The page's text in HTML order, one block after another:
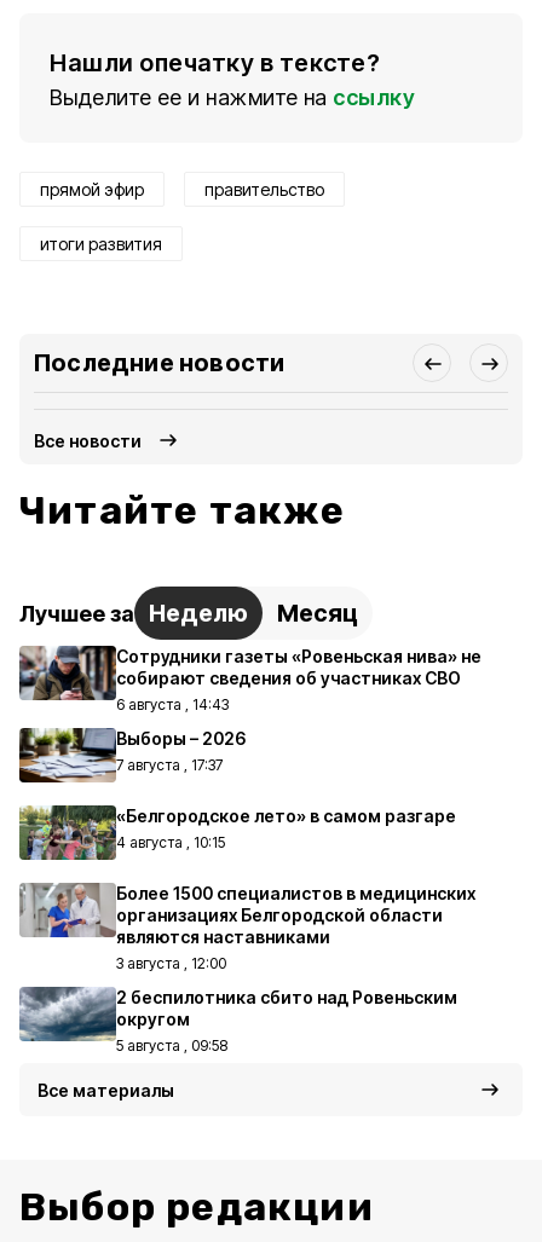
Нашли опечатку в тексте?
Выделите ее и нажмите на ссылку
прямой эфир правительство
итоги развития
Последние новости
Все новости
Читайте также
Лучшее за Неделю Месяц
Сотрудники газеты «Ровеньская нива» не
собирают сведения об участниках СВО
6 августа , 14:43
Выборы – 2026
7 августа , 17:37
«Белгородское лето» в самом разгаре
4 августа , 10:15
Более 1500 специалистов в медицинских
организациях Белгородской области
являются наставниками
3 августа , 12:00
2 беспилотника сбито над Ровеньским
округом
5 августа , 09:58
Все материалы
Выбор редакции